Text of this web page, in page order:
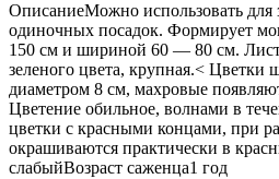
ОписаниеМожно использовать для
одиночных посадок. Формирует
150 см и шириной 60 — 80 см.
зеленого цвета, крупная.<
диаметром 8 см, махровые
Цветение обильное, волнами в
цветки с красными концами, при
окрашиваются практически в
слабыйВозраст саженца1 год